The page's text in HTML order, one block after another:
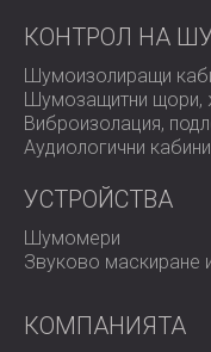
КОНТРОЛ НА
Шумоизолиращи
Шумозащитни щори,
Виброизолация,
Аудиологични кабини
УСТРОЙСТВА
Шумомери
Звуково маскиране
КОМПАНИЯТА